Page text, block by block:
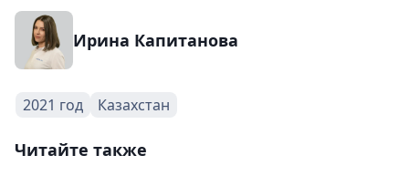
Ирина Капитанова
2021 год Казахстан
Читайте также